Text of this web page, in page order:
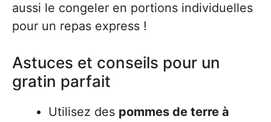
aussi le congeler en portions individuelles
pour un repas express !
Astuces et conseils pour un
gratin parfait
Utilisez des pommes de terre à